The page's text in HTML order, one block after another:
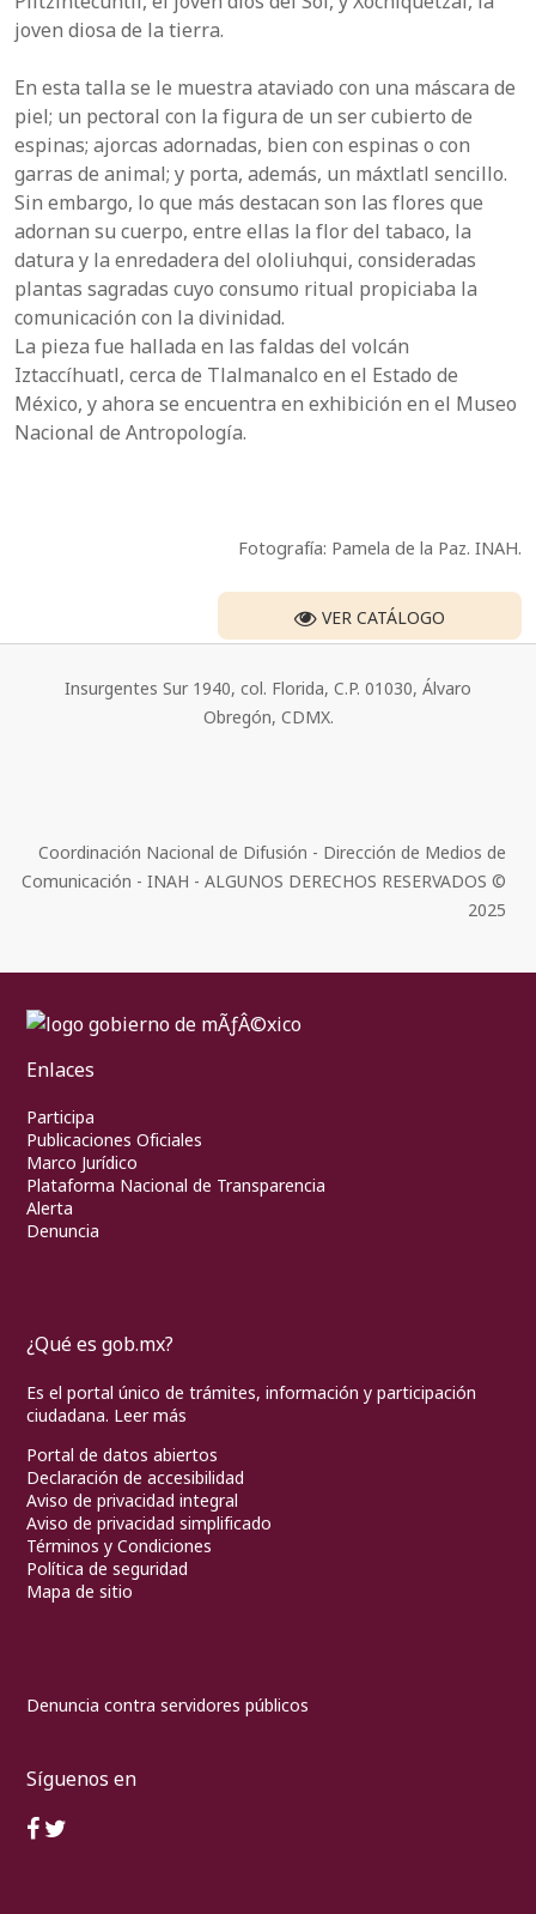
joven diosa de la tierra.
En esta talla se le muestra ataviado con una máscara de
piel; un pectoral con la figura de un ser cubierto de
espinas; ajorcas adornadas, bien con espinas o con
garras de animal; y porta, además, un máxtlatl sencillo.
Sin embargo, lo que más destacan son las flores que
adornan su cuerpo, entre ellas la flor del tabaco, la
datura y la enredadera del ololiuhqui, consideradas
plantas sagradas cuyo consumo ritual propiciaba la
comunicación con la divinidad.
La pieza fue hallada en las faldas del volcán
Iztaccíhuatl, cerca de Tlalmanalco en el Estado de
México, y ahora se encuentra en exhibición en el Museo
Nacional de Antropología.
Fotografía: Pamela de la Paz. INAH.
VER CATÁLOGO
Insurgentes Sur 1940, col. Florida, C.P. 01030, Álvaro
Obregón, CDMX.
Coordinación Nacional de Difusión - Dirección de Medios de
Comunicación - INAH - ALGUNOS DERECHOS RESERVADOS ©
2025
Enlaces
Participa
Publicaciones Oficiales
Marco Jurídico
Plataforma Nacional de Transparencia
Alerta
Denuncia
¿Qué es gob.mx?
Es el portal único de trámites, información y participación
ciudadana. Leer más
Portal de datos abiertos
Declaración de accesibilidad
Aviso de privacidad integral
Aviso de privacidad simplificado
Términos y Condiciones
Política de seguridad
Mapa de sitio
Denuncia contra servidores públicos
Síguenos en